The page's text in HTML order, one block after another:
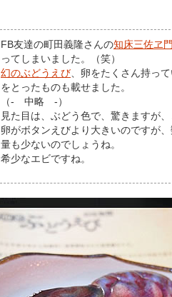
FB友達の町田義隆さんの知床三佐ヱ
ってしまいました。（笑）
幻のぶどうえび 、卵をたくさん持っ
をとったものも載せました。
（- 中略 -）
見た目は、ぶどう色で、驚きますが
卵がボタンえびより大きいのですが
量も少ないのでしょうね。
希少なエビですね。